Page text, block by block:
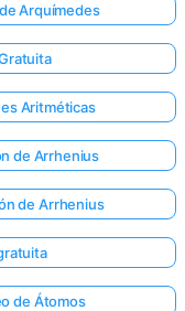
Arquímedes
Aritméticas
de Arrhenius
de Arrhenius
de Átomos